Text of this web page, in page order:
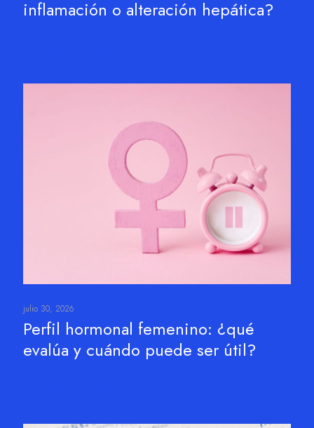
inflamación o alteración hepática?
julio 30, 2026
Perfil hormonal femenino: ¿qué
evalúa y cuándo puede ser útil?